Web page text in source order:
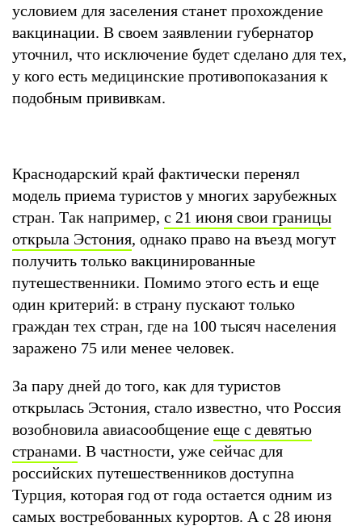
условием для заселения станет прохождение
вакцинации. В своем заявлении губернатор
уточнил, что исключение будет сделано для тех,
у кого есть медицинские противопоказания к
подобным прививкам.
Краснодарский край фактически перенял
модель приема туристов у многих зарубежных
стран. Так например, с 21 июня свои границы
открыла Эстония, однако право на въезд могут
получить только вакцинированные
путешественники. Помимо этого есть и еще
один критерий: в страну пускают только
граждан тех стран, где на 100 тысяч населения
заражено 75 или менее человек.
За пару дней до того, как для туристов
открылась Эстония, стало известно, что Россия
возобновила авиасообщение еще с девятью
странами. В частности, уже сейчас для
российских путешественников доступна
Турция, которая год от года остается одним из
самых востребованных курортов. А с 28 июня